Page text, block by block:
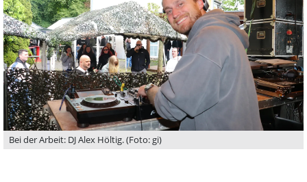
Bei der Arbeit: DJ Alex Höltig. (Foto: gi)